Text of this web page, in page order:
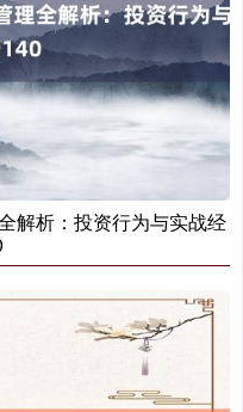
+2.13%
解析：投资行为与实战经